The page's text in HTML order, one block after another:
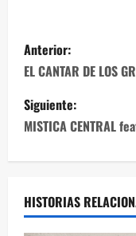
Anterior:
EL CANTAR DE LOS
Siguiente:
MISTICA CENTRAL
HISTORIAS